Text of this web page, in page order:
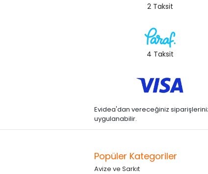
2 Taksit
4 Taksit
Evidea'dan vereceğiniz
uygulanabilir.
Popüler Kategoriler
Avize ve Sarkıt